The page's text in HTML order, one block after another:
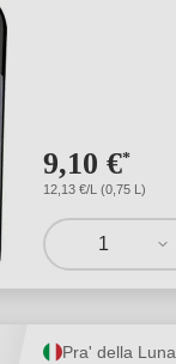
9,10 €*
12,13 €/L (0,75 L)
1
Pra' della Luna